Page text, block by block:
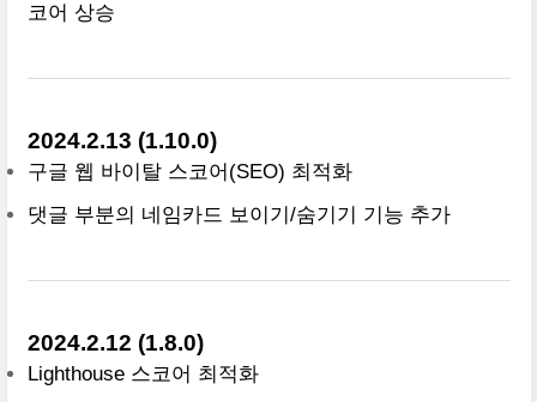
코어 상승
2024.2.13 (1.10.0)
구글 웹 바이탈 스코어(SEO) 최적화
댓글 부분의 네임카드 보이기/숨기기 기능 추가
2024.2.12 (1.8.0)
Lighthouse 스코어 최적화